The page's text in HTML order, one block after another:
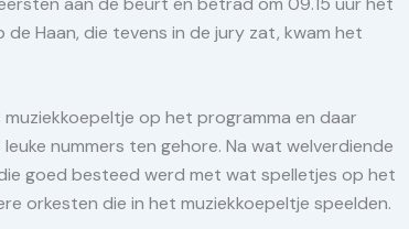
de Haan, die tevens in de jury zat, kwam het
op het programma en daar
nummers ten gehore. Na wat welverdiende
goed besteed werd met wat spelletjes op het
orkesten die in het muziekkoepeltje speelden.